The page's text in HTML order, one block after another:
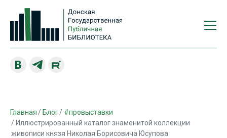
Главная Блог
#провыставки
Иллюстрированный каталог знаменитой коллекции
живописи князя Николая Борисовича Юсупова